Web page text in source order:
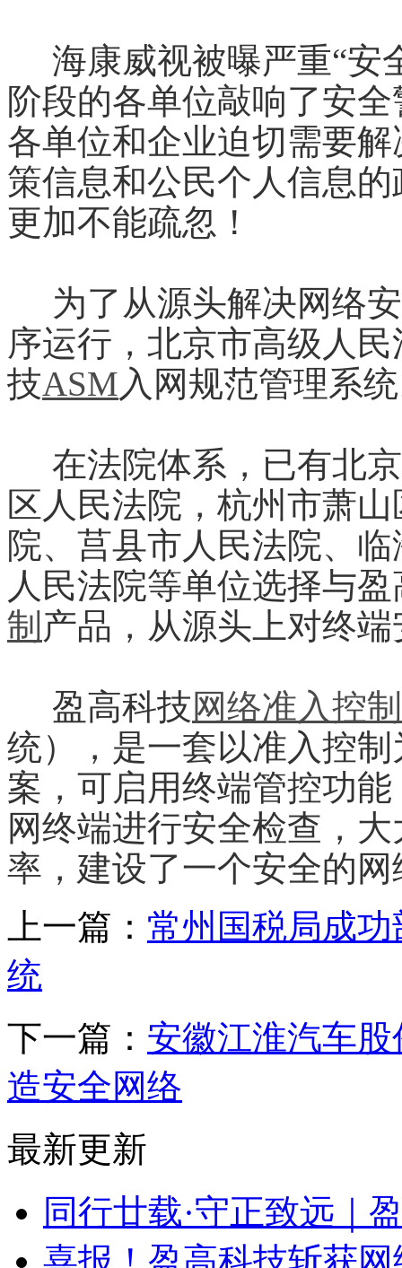
海康威视被曝严重“安
阶段的各单位敲响了安
各单位和企业迫切需要
策信息和公民个人信息
更加不能疏忽！
为了从源头解决网络
序运行，北京市高级人
技ASM入网规范管理系
在法院体系，已有北
区人民法院，杭州市萧
院、莒县市人民法院、
人民法院等单位选择与
制 产品，从源头上对终
盈高科技网络准入控制
统），是一套以准入控
案，可启用终端管控功
网终端进行安全检查，
率，建设了一个安全的
上一篇： 常州国税局成
统
下一篇： 安徽江淮汽车
造安全网络
最新更新
同行廿载·守正致远｜
喜报！盈高科技斩获